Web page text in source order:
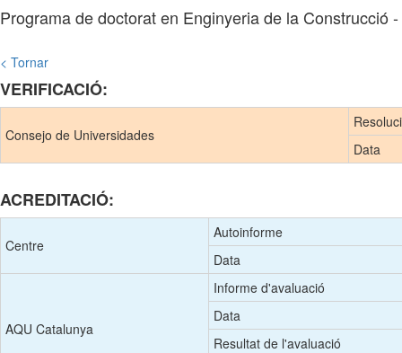
Programa de doctorat en Enginyeria de la Construcció
< Tornar
VERIFICACIÓ:
Consejo de Universidades
Data
ACREDITACIÓ:
Centre
Autoinforme
Data
AQU Catalunya
Informe d'avaluació
Data
Resultat de l'avaluació